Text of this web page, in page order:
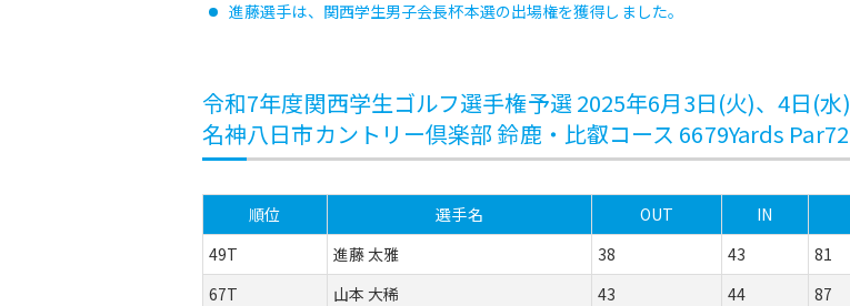
進藤選手は、関西学生男子会長杯本選の出場権を獲得しました。
令和7年度関西学生ゴルフ選手権予選 2025年6月3日(火)、4日(水)
名神八日市カントリー倶楽部 鈴鹿・比叡コース 6679Yards Par72
順位 選手名 OUT IN
49T
進藤 太雅 38 43
81
67T
山本 大稀 43 44
87